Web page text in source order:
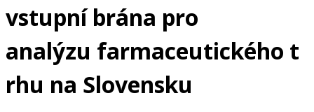
vstupní brána pro
analýzu farmaceutického t
rhu na Slovensku